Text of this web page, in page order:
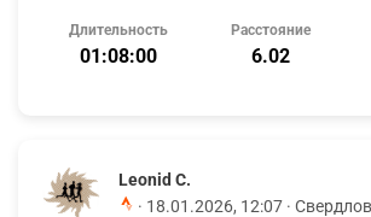
Длительность
01:08:00
Расстояние
6.02
Leonid C.
· 18.01.2026, 12:07 ·